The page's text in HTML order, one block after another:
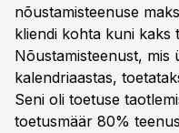
nõustamisteenuse
kliendi kohta kuni kaks
Nõustamisteenust, mis
kalendriaastas,
Seni oli toetuse
toetusmäär 80%